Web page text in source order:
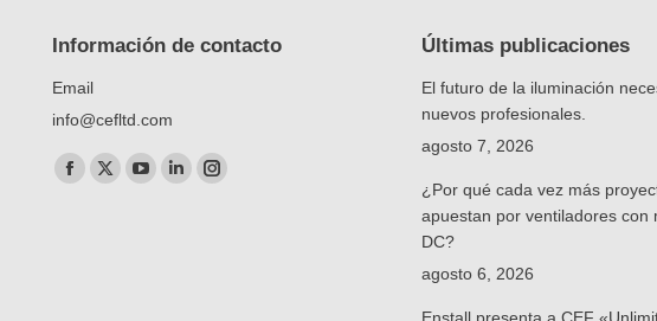
Información de contacto
Email
info@cefltd.com
Encuéntranos en:
Facebook
X
YouTube
LinkedinInstagram
Últimas publicaciones
El futuro de la iluminación
nuevos profesionales.
agosto 7, 2026
¿Por qué cada vez más
apuestan por ventiladores con
DC?
agosto 6, 2026
Enstall presenta a CEF